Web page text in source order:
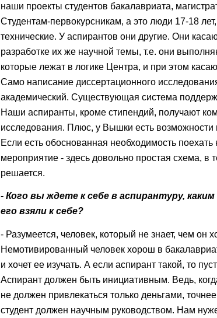
наши проекты студентов бакалавриата,
Студентам-первокурсникам, а это люди 17-18
технические. У аспирантов они другие. Они
разработке их же научной темы, т.е. они
которые лежат в логике Центра, и при этом
Само написание диссертационного
академический. Существующая система
Наши аспиранты, кроме стипендий, получают
исследования. Плюс, у Вышки есть возможности
Если есть обоснованная необходимость
мероприятие - здесь довольно простая схема, в
решается.
- Кого вы ждете к себе в аспирантуру,
его взяли к себе?
- Разумеется, человек, который не знает, чем он
Немотивированный человек хорош в
и хочет ее изучать. А если аспирант такой, то
Аспирант должен быть инициативным. Ведь,
не должен привлекаться только деньгами,
студент должен научным руководством. Нам